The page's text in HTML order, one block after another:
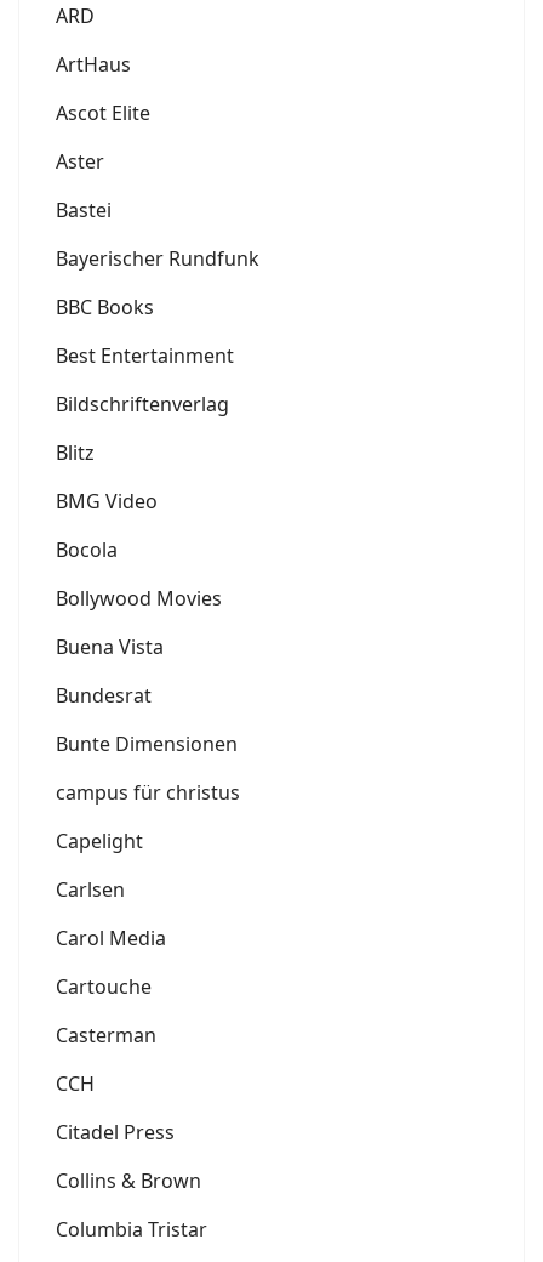
ARD
ArtHaus
Ascot Elite
Aster
Bastei
Bayerischer Rundfunk
BBC Books
Best Entertainment
Bildschriftenverlag
Blitz
BMG Video
Bocola
Bollywood Movies
Buena Vista
Bundesrat
Bunte Dimensionen
campus für christus
Capelight
Carlsen
Carol Media
Cartouche
Casterman
CCH
Citadel Press
Collins & Brown
Columbia Tristar